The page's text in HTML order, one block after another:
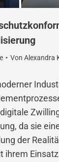
Von Alexandra
da sie
der
ihrem